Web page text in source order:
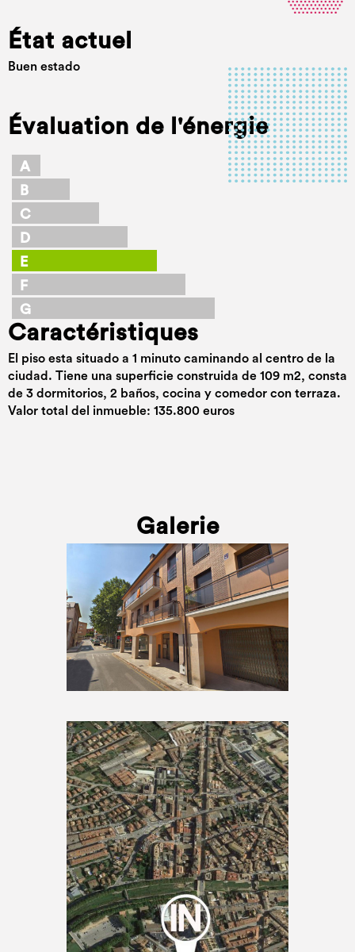
État actuel
Buen estado
Évaluation de l'énergie
A
B
C
D
E
F
G
Caractéristiques
El piso esta situado a 1 minuto caminando al centro de la
ciudad. Tiene una superficie construida de 109 m2, consta
de 3 dormitorios, 2 baños, cocina y comedor con terraza.
Valor total del inmueble: 135.800 euros
Galerie